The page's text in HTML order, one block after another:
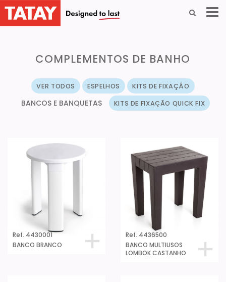
COMPLEMENTOS DE BANHO
VER TODOS ESPELHOS KITS DE FIXAÇÂO
BANCOS E BANQUETAS KITS DE FIXAÇÃO QUICK FIX
Ref. 4430001
BANCO BRANCO
Ref. 4436500
BANCO MULTIUSOS
LOMBOK CASTANHO